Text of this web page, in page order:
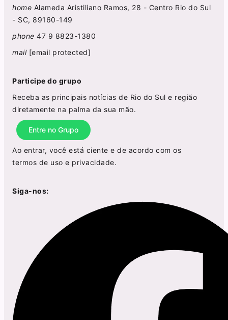
home Alameda Aristiliano Ramos, 28 - Centro Rio do Sul
- SC, 89160-149
phone 47 9 8823-1380
mail [email protected]
Participe do grupo
Receba as principais notícias de Rio do Sul e região
diretamente na palma da sua mão.
Entre no Grupo
Ao entrar, você está ciente e de acordo com os
termos de uso e privacidade.
Siga-nos: